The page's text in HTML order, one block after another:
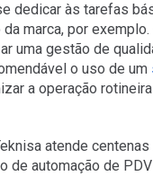
dedicar às tarefas
marca, por
uma gestão de
o uso de um
a operação
atende
de automação de